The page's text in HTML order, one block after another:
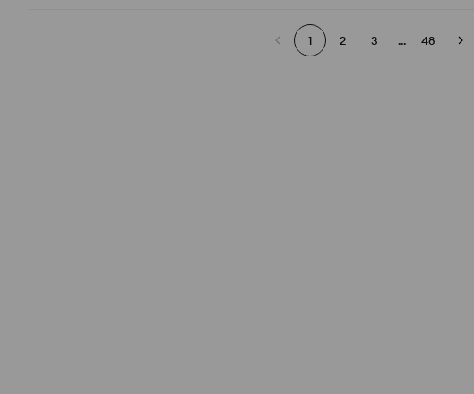
1 2 3 ... 48